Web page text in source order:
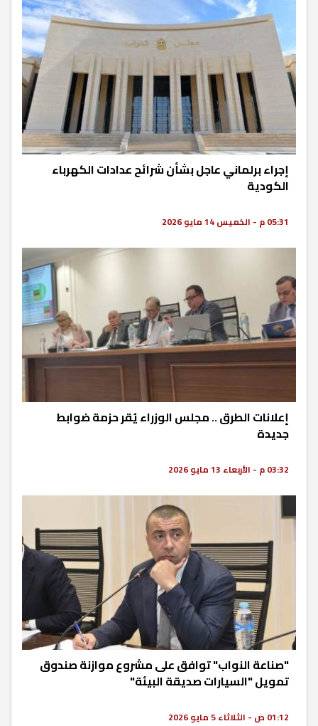
إجراء برلماني عاجل بشأن شرائح عدادات الكهرباء
الكودية
05:31 م - الخميس 14 مايو 2026
إعلانات الطرق .. مجلس الوزراء يُقر حزمة ضوابط
جديدة
03:32 م - الأربعاء 13 مايو 2026
"صناعة النواب" توافق على مشروع موازنة صندوق
تمويل "السيارات صديقة البيئة"
01:12 ص - الثلاثاء 5 مايو 2026